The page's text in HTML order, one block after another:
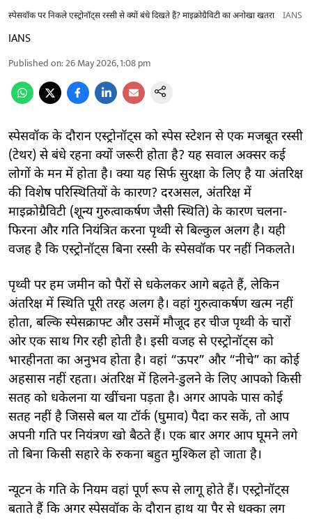
स्पेसवॉक पर निकले एस्ट्रोनॉट्स रस्सी से क्यों बंधे दिखते हैं? माइक्रोग्रैविटी का अनोखा खतरा IANS
IANS
Published on:26 May 2026, 1:08 pm
स्पेसवॉक के दौरान एस्ट्रोनॉट्स को स्पेस स्टेशन से एक मजबूत रस्सी
(टेथर) से बंधे रहना क्यों जरूरी होता है? यह सवाल अक्सर कई
लोगों के मन में होता है। क्या यह सिर्फ सुरक्षा के लिए है या अंतरिक्ष
की विशेष परिस्थितियों के कारण? दरअसल, अंतरिक्ष में
माइक्रोग्रैविटी (शून्य गुरुत्वाकर्षण जैसी स्थिति) के कारण चलना-
फिरना और गति नियंत्रित करना पृथ्वी से बिल्कुल अलग है। यही
वजह है कि एस्ट्रोनॉट्स बिना रस्सी के स्पेसवॉक पर नहीं निकलते।
पृथ्वी पर हम जमीन को पैरों से धकेलकर आगे बढ़ते हैं, लेकिन
अंतरिक्ष में स्थिति पूरी तरह अलग है। वहां गुरुत्वाकर्षण खत्म नहीं
होता, बल्कि स्पेसक्राफ्ट और उसमें मौजूद हर चीज पृथ्वी के चारों
ओर एक साथ गिर रही होती है। इसी वजह से एस्ट्रोनॉट्स को
भारहीनता का अनुभव होता है। वहां “ऊपर” और “नीचे” का कोई
अहसास नहीं रहता। अंतरिक्ष में हिलने-डुलने के लिए आपको किसी
सतह को धकेलना या खींचना पड़ता है। अगर आपके पास कोई
सतह नहीं है जिससे बल या टॉर्क (घुमाव) पैदा कर सकें, तो आप
अपनी गति पर नियंत्रण खो बैठते हैं। एक बार अगर आप घूमने लगे
तो बिना किसी सहारे के रुकना बहुत मुश्किल हो जाता है।
न्यूटन के गति के नियम वहां पूर्ण रूप से लागू होते हैं। एस्ट्रोनॉट्स
बताते हैं कि अगर स्पेसवॉक के दौरान हाथ या पैर से धक्का लग